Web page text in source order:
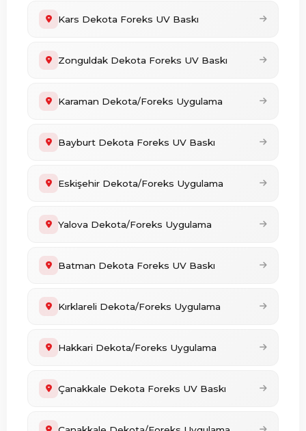
Kars Dekota Foreks UV Baskı
Zonguldak Dekota Foreks UV Baskı
Karaman Dekota/Foreks Uygulama
Bayburt Dekota Foreks UV Baskı
Eskişehir Dekota/Foreks Uygulama
Yalova Dekota/Foreks Uygulama
Batman Dekota Foreks UV Baskı
Kırklareli Dekota/Foreks Uygulama
Hakkari Dekota/Foreks Uygulama
Çanakkale Dekota Foreks UV Baskı